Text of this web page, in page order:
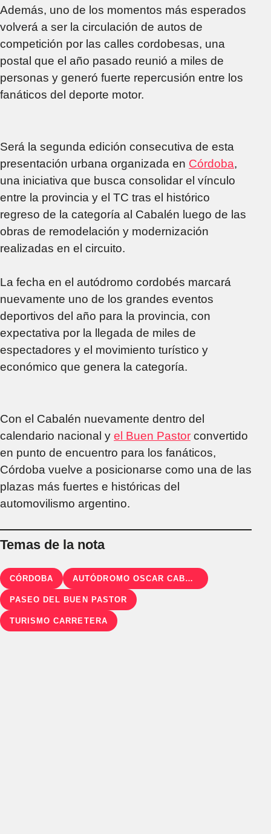
Además, uno de los momentos más esperados
volverá a ser la circulación de autos de
competición por las calles cordobesas, una
postal que el año pasado reunió a miles de
personas y generó fuerte repercusión entre los
fanáticos del deporte motor.
Será la segunda edición consecutiva de esta
presentación urbana organizada en Córdoba,
una iniciativa que busca consolidar el vínculo
entre la provincia y el TC tras el histórico
regreso de la categoría al Cabalén luego de las
obras de remodelación y modernización
realizadas en el circuito.
La fecha en el autódromo cordobés marcará
nuevamente uno de los grandes eventos
deportivos del año para la provincia, con
expectativa por la llegada de miles de
espectadores y el movimiento turístico y
económico que genera la categoría.
Con el Cabalén nuevamente dentro del
calendario nacional y el Buen Pastor convertido
en punto de encuentro para los fanáticos,
Córdoba vuelve a posicionarse como una de las
plazas más fuertes e históricas del
automovilismo argentino.
Temas de la nota
CÓRDOBA AUTÓDROMO OSCAR CABALÉN
PASEO DEL BUEN PASTOR
TURISMO CARRETERA